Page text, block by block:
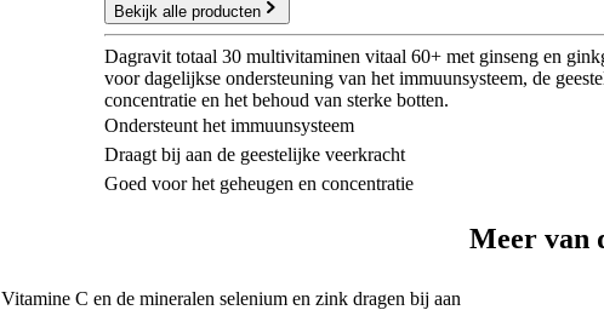
Bekijk alle producten
Dagravit totaal 30 multivitaminen vitaal 60+ met ginseng en
voor dagelijkse ondersteuning van het immuunsysteem, de
concentratie en het behoud van sterke botten.
Ondersteunt het immuunsysteem
Draagt bij aan de geestelijke veerkracht
Goed voor het geheugen en concentratie
C en de mineralen selenium en zink dragen bij aan
Meer van